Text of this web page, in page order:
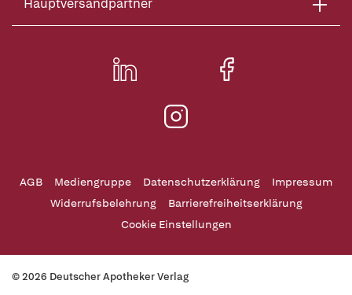
Hauptversandpartner
AGB Mediengruppe Datenschutzerklärung
Impressum
Widerrufsbelehrung
Barrierefreiheitserklärung
Cookie Einstellungen
© 2026 Deutscher Apotheker Verlag